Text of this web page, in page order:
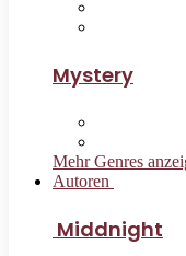
Mystery
Mehr Genres
Autoren
Middnight